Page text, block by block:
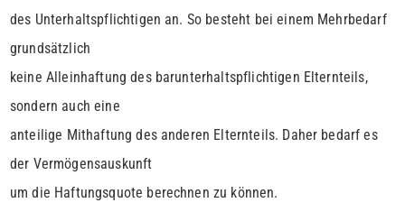
des Unter­halts­pflichtigen an. So besteht bei einem Mehrbedarf
grundsätzlich
keine Alleinhaftung des barunterhaltspflichtigen Elternteils,
sondern auch eine
anteilige Mithaftung des anderen Elternteils. Daher bedarf es
der Vermögensauskunft
um die Haftungsquote berechnen zu können.